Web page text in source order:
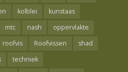
kolblei
kunstaas
mtc nash
oppervlakte
roofvis Roofvissen
shad
techniek